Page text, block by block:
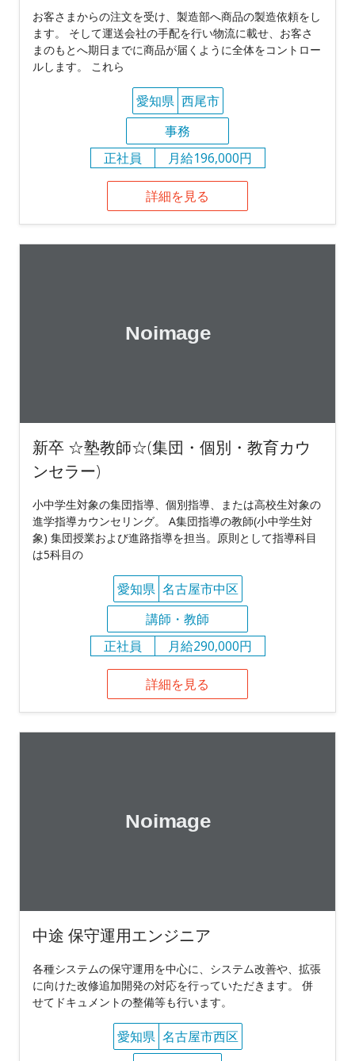
お客さまからの注文を受け、製造部へ商品の製造依頼をし
ます。 そして運送会社の手配を行い物流に載せ、お客さ
まのもとへ期日までに商品が届くように全体をコントロー
ルします。 これら
愛知県 西尾市
事務
正社員
月給196,000円
詳細を見る
新卒 ☆塾教師☆(集団・個別・教育カウ
ンセラー)
小中学生対象の集団指導、個別指導、または高校生対象の
進学指導カウンセリング。 A集団指導の教師(小中学生対
象) 集団授業および進路指導を担当。原則として指導科目
は5科目の
愛知県 名古屋市中区
講師・教師
正社員
月給290,000円
詳細を見る
中途 保守運用エンジニア
各種システムの保守運用を中心に、システム改善や、拡張
に向けた改修追加開発の対応を行っていただきます。 併
せてドキュメントの整備等も行います。
愛知県 名古屋市西区